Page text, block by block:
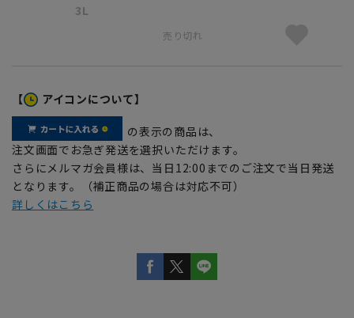
3L
売り切れ
【 アイコンについて】
の表示の商品は、
注文画面でお急ぎ発送を選択いただけます。
さらにメルマガ会員様は、当日12:00までのご注文で当日発送
となります。（補正商品の場合は対応不可）
詳しくはこちら